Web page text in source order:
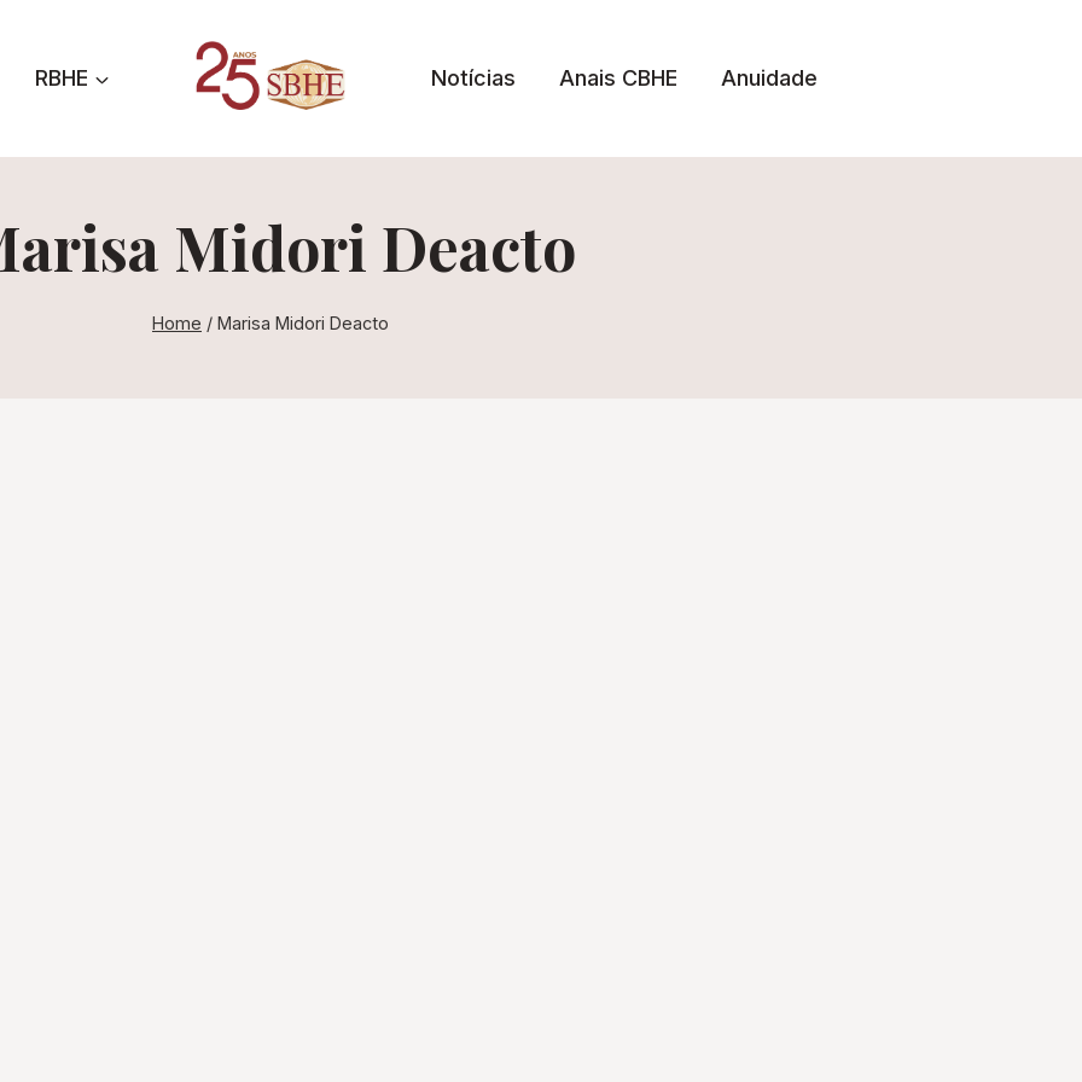
RBHE Notícias Anais CBHE Anuidade
Midori Deacto
Home / Marisa Midori Deacto